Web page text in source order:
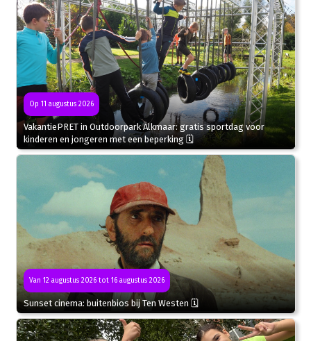
Op 11 augustus 2026
VakantiePRET in Outdoorpark Alkmaar: gratis sportdag voor
kinderen en jongeren met een beperking 🗓
Van 12 augustus 2026 tot 16 augustus 2026
Sunset cinema: buitenbios bij Ten Westen 🗓